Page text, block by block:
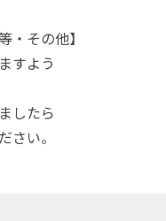
・その他】
すよう
したら
さい。